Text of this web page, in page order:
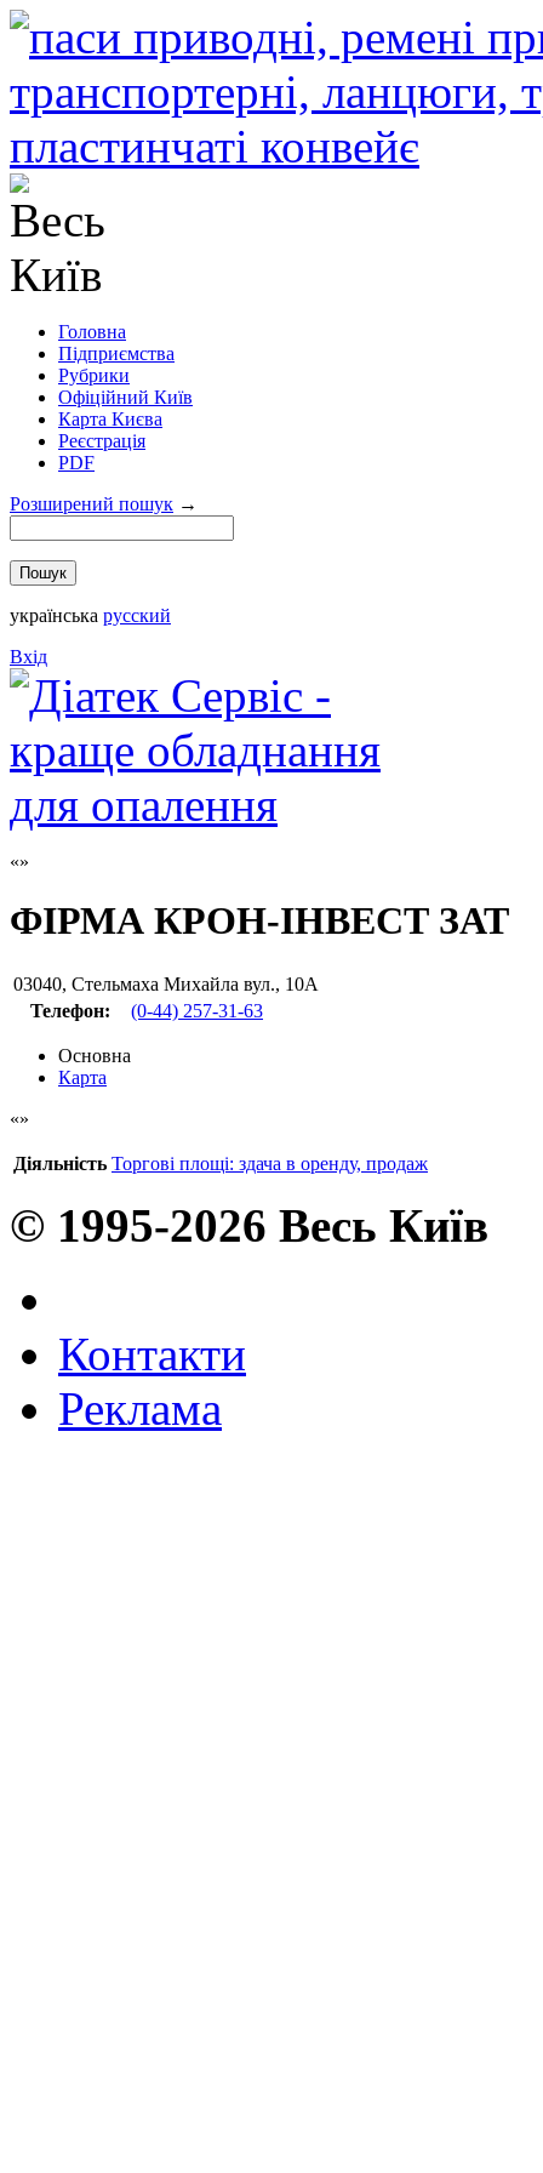
Головна
Підприємства
Рубрики
Офіційний Київ
Карта Києва
Реєстрація
PDF
Розширений пошук →
українська русский
Вхід
ФІРМА КРОН-ІНВЕСТ ЗАТ
03040, Стельмаха Михайла вул., 10А
Телефон:
(0-44) 257-31-63
Основна
Карта
Діяльність Торгові площі: здача в оренду, продаж
© 1995-2026 Весь Київ
Контакти
Реклама